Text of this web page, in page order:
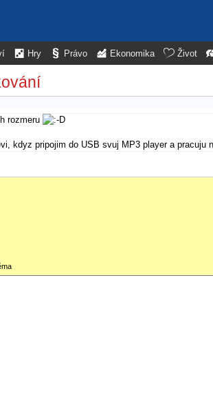
Hry Právo Ekonomika Život
rozmeru
kdyz pripojim do USB svuj MP3 player a pracuju